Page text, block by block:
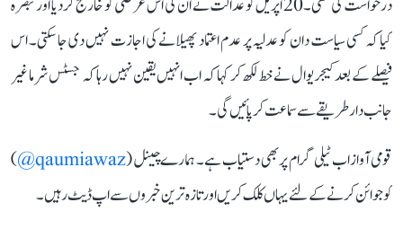
کیا کہ کسی سیاست دان کو عدلیہ پر عدم اعتماد پھیلانے کی اجازت نہیں دی جا سکتی۔ اس
فیصلے کے بعد کیجریوال نے خط لکھ کر کہا کہ اب انہیں یقین نہیں رہا کہ جسٹس شرما غیر
جانب دار طریقے سے سماعت کر پائیں گی۔
قومی آواز اب ٹیلی گرام پر بھی دستیاب ہے۔ ہمارے چینل (qaumiawaz@
)
کو جوائن کرنے کے لئے یہاں کلک کریں اور تازہ ترین خبروں سے اپ ڈیٹ رہیں۔